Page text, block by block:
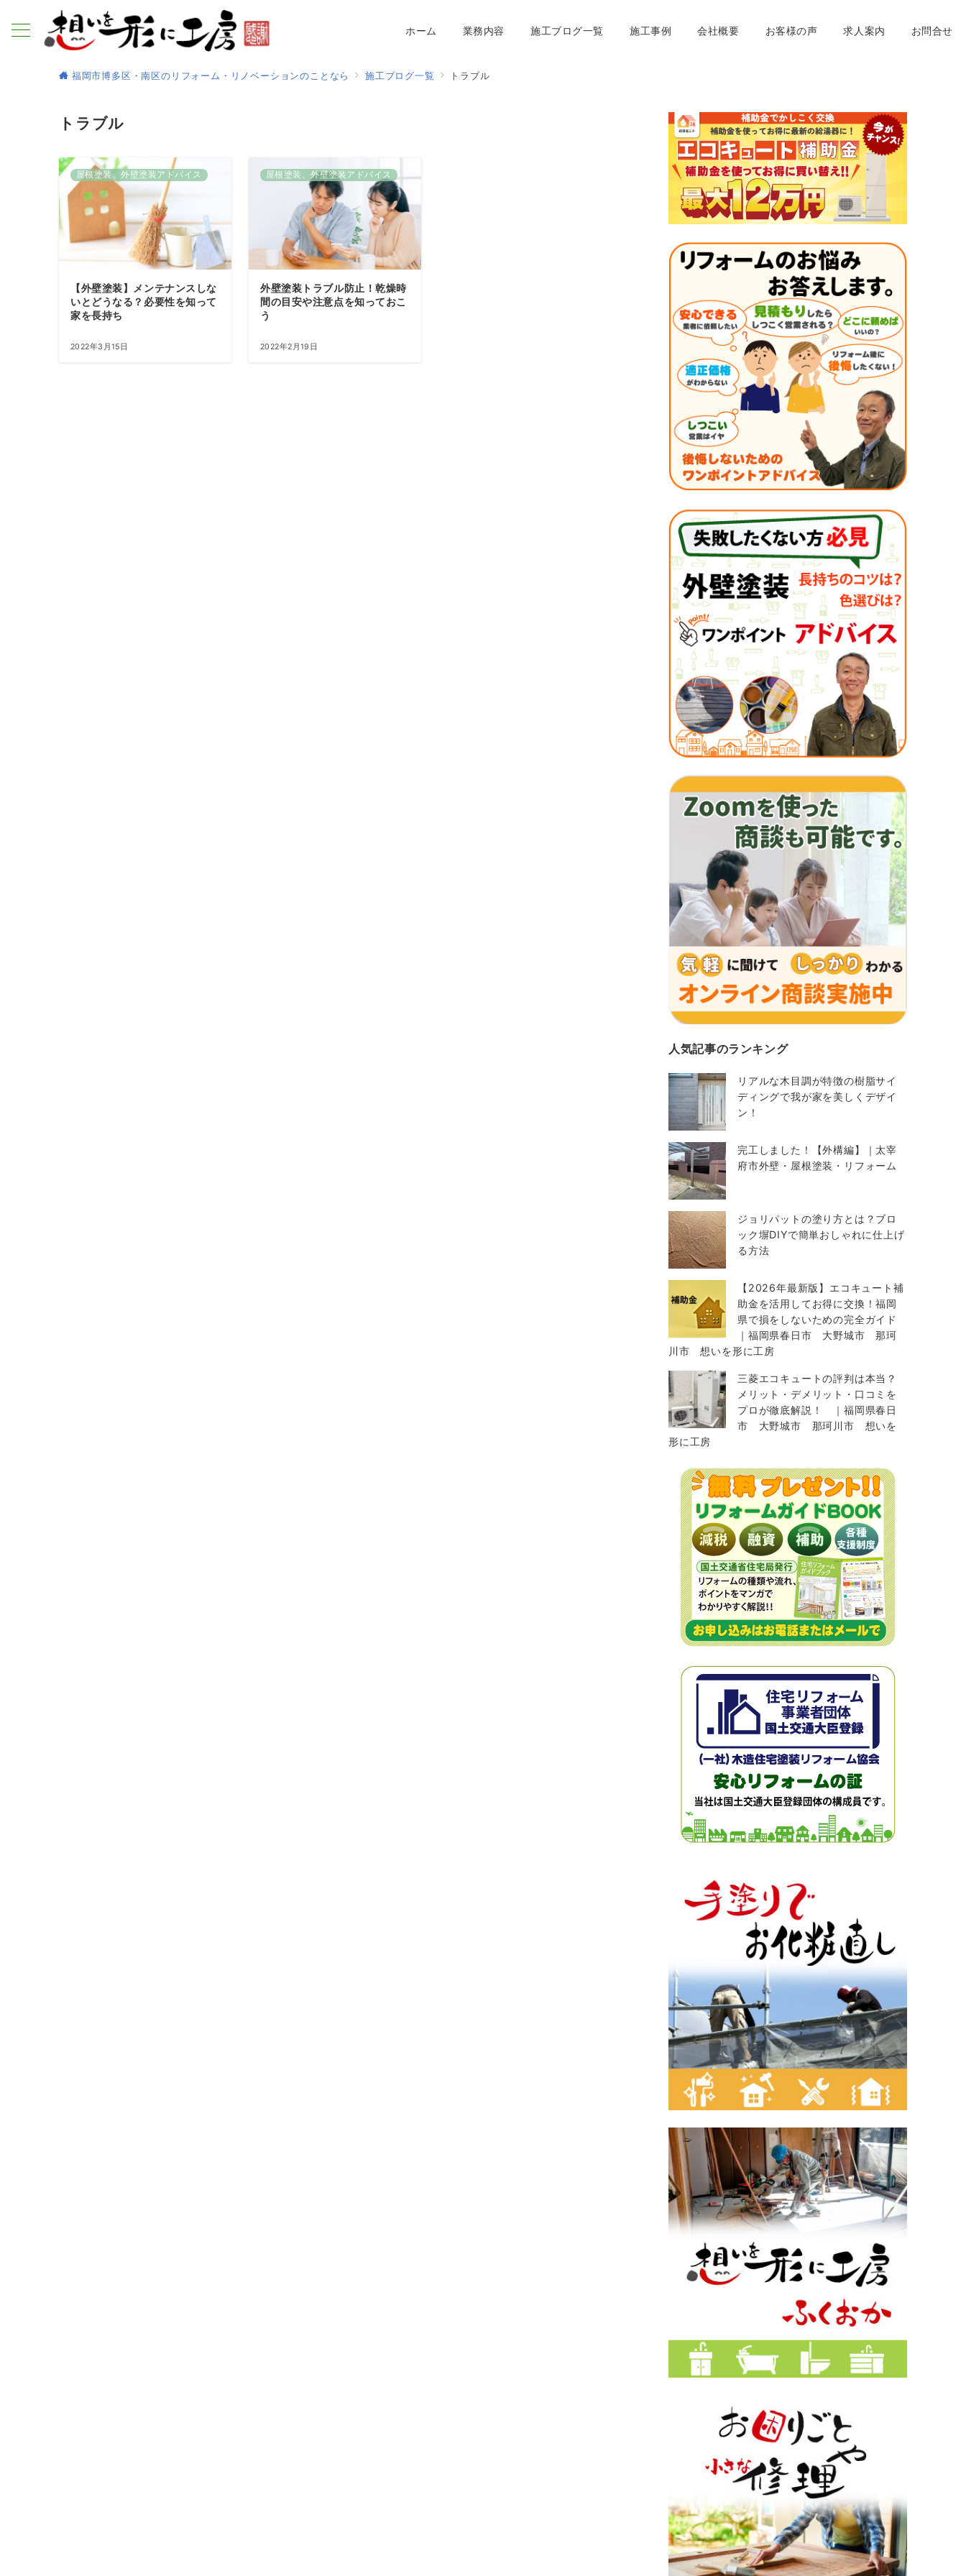
ホーム 業務内容 施工ブログ一覧 施工事例 会社概要 お客様の声 求人案内 お問合せ
福岡市博多区・南区のリフォーム・リノベーションのことなら 施工ブログ一覧 トラブル
トラブル
屋根塗装、外壁塗装アドバイス
【外壁塗装】メンテナンスしな
いとどうなる？必要性を知って
家を長持ち
2022年3月15日
屋根塗装、外壁塗装アドバイス
外壁塗装トラブル防止！乾燥時
間の目安や注意点を知っておこ
う
2022年2月19日
人気記事のランキング
リアルな木目調が特徴の樹脂サイ
ディングで我が家を美しくデザイ
ン！
完工しました！【外構編】｜太宰
府市外壁・屋根塗装・リフォーム
ジョリパットの塗り方とは？ブロ
ック塀DIYで簡単おしゃれに仕上げ
る方法
【2026年最新版】エコキュート補
助金を活用してお得に交換！福岡
県で損をしないための完全ガイド
｜福岡県春日市 大野城市 那珂
川市 想いを形に工房
三菱エコキュートの評判は本当？
メリット・デメリット・口コミを
プロが徹底解説！ ｜福岡県春日
市 大野城市 那珂川市 想いを
形に工房